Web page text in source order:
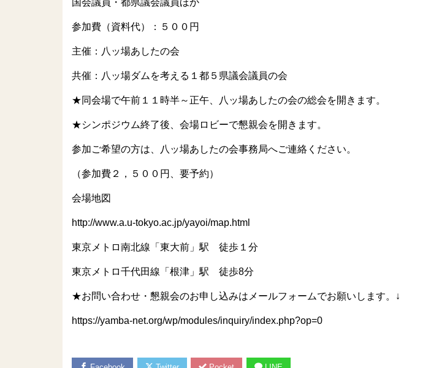
参加費（資料代）：５００円
主催：八ッ場あしたの会
共催：八ッ場ダムを考える１都５県議会議員の会
★同会場で午前１１時半～正午、八ッ場あしたの会の総会を開きます。
★シンポジウム終了後、会場ロビーで懇親会を開きます。
参加ご希望の方は、八ッ場あしたの会事務局へご連絡ください。
（参加費２，５００円、要予約）
会場地図
http://www.a.u-tokyo.ac.jp/yayoi/map.html
東京メトロ南北線「東大前」駅 徒歩１分
東京メトロ千代田線「根津」駅 徒歩8分
★お問い合わせ・懇親会のお申し込みはメールフォームでお願いします。↓
https://yamba-net.org/wp/modules/inquiry/index.php?op=0